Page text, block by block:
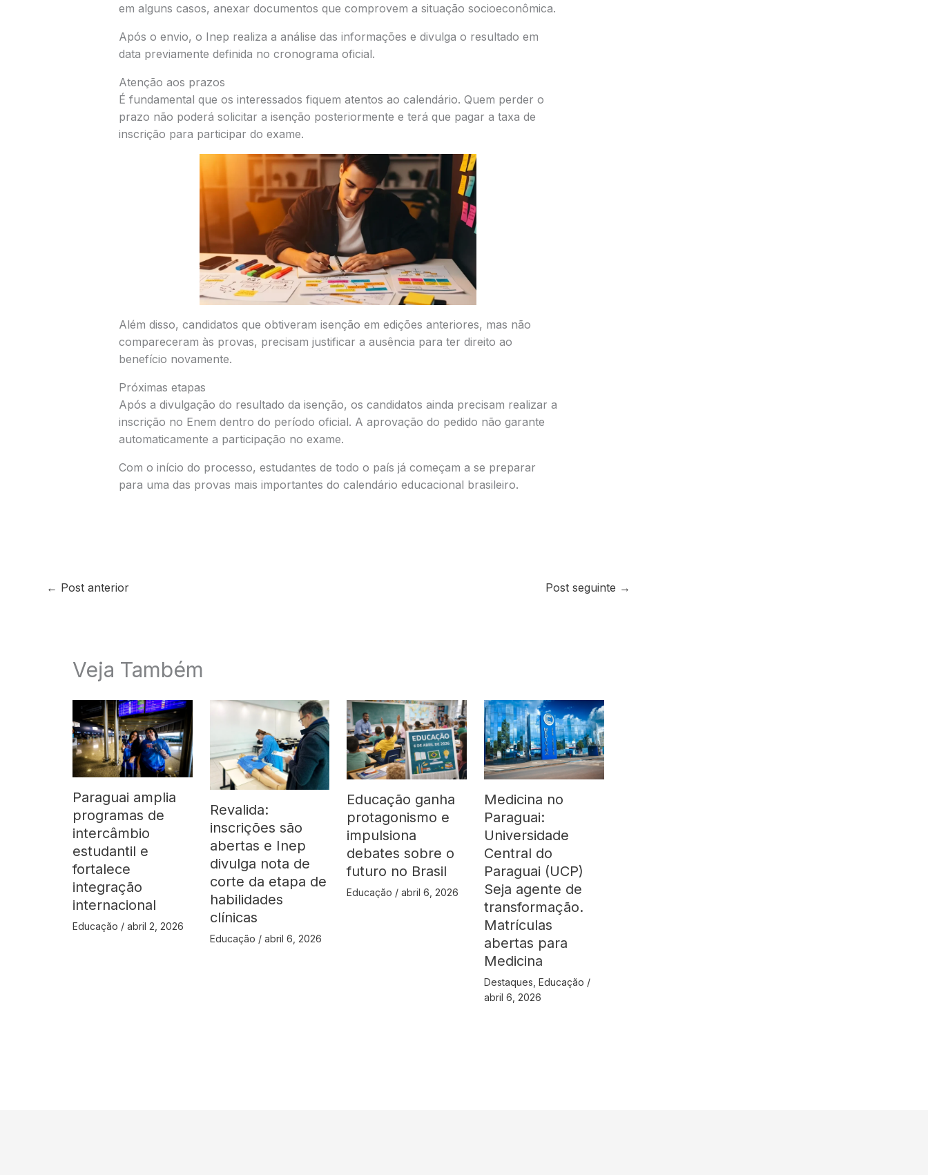
em alguns casos, anexar documentos que comprovem a situação socioeconômica.
Após o envio, o Inep realiza a análise das informações e divulga o resultado em
data previamente definida no cronograma oficial.
Atenção aos prazos
É fundamental que os interessados fiquem atentos ao calendário. Quem perder o
prazo não poderá solicitar a isenção posteriormente e terá que pagar a taxa de
inscrição para participar do exame.
Além disso, candidatos que obtiveram isenção em edições anteriores, mas não
compareceram às provas, precisam justificar a ausência para ter direito ao
benefício novamente.
Próximas etapas
Após a divulgação do resultado da isenção, os candidatos ainda precisam realizar a
inscrição no Enem dentro do período oficial. A aprovação do pedido não garante
automaticamente a participação no exame.
Com o início do processo, estudantes de todo o país já começam a se preparar
para uma das provas mais importantes do calendário educacional brasileiro.
← Post anterior Post seguinte →
Veja Também
Paraguai amplia
programas de
intercâmbio
estudantil e
fortalece
integração
internacional
Educação / abril 2, 2026
Revalida:
inscrições são
abertas e Inep
divulga nota de
corte da etapa de
habilidades
clínicas
Educação / abril 6, 2026
Educação ganha
protagonismo e
impulsiona
debates sobre o
futuro no Brasil
Educação /abril 6, 2026
Medicina no
Paraguai:
Universidade
Central do
Paraguai (UCP)
Seja agente de
transformação.
Matrículas
abertas para
Medicina
Destaques ,Educação /
abril 6, 2026